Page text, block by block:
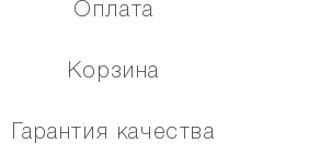
Оплата
Корзина
Гарантия качества